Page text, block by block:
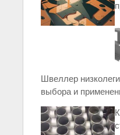
Швеллер
выбора и